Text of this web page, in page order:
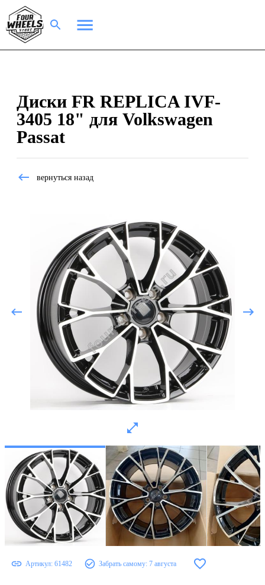
Диски FR REPLICA IVF-
3405 18" для Volkswagen
Passat
вернуться назад
Артикул: 61482 Забрать самому: 7 августа